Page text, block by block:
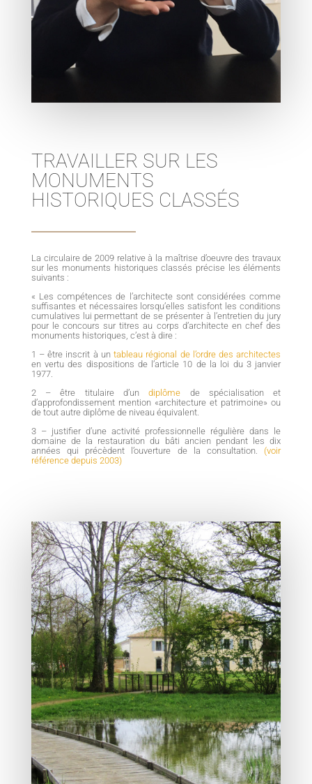
TRAVAILLER SUR LES
MONUMENTS
HISTORIQUES CLASSÉS
La circulaire de 2009 relative à la maîtrise d’oeuvre des travaux
sur les monuments historiques classés précise les éléments
suivants :
« Les compétences de l’architecte sont considérées comme
suffisantes et nécessaires lorsqu’elles satisfont les conditions
cumulatives lui permettant de se présenter à l’entretien du jury
pour le concours sur titres au corps d’architecte en chef des
monuments historiques, c’est à dire :
1 – être inscrit à untableau régional de l’ordre des architectes
en vertu des dispositions de l’article 10 de la loi du 3 janvier
1977.
2 – être titulaire d’undiplôme de spécialisation et
d’approfondissement mention «architecture et patrimoine» ou
de tout autre diplôme de niveau équivalent.
3 – justifier d’une activité professionnelle régulière dans le
domaine de la restauration du bâti ancien pendant les dix
années qui précèdent l’ouverture de la consultation. (voir
référence depuis 2003)